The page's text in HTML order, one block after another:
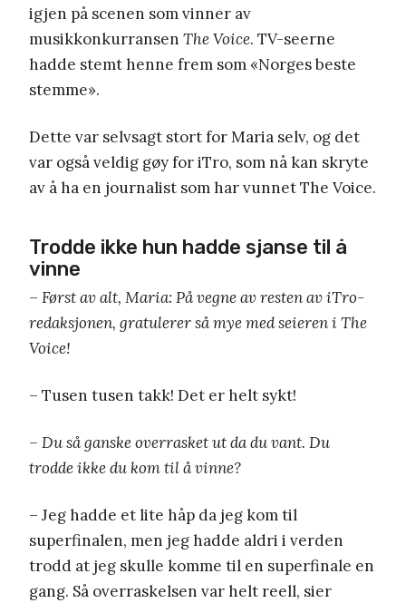
igjen på scenen som vinner av
musikkonkurransen The Voice. TV-seerne
hadde stemt henne frem som «Norges beste
stemme».
Dette var selvsagt stort for Maria selv, og det
var også veldig gøy for iTro, som nå kan skryte
av å ha en journalist som har vunnet The Voice.
Trodde ikke hun hadde sjanse til å
vinne
– Først av alt, Maria: På vegne av resten av iTro-
redaksjonen, gratulerer så mye med seieren i The
Voice!
– Tusen tusen takk! Det er helt sykt!
– Du så ganske overrasket ut da du vant. Du
trodde ikke du kom til å vinne?
– Jeg hadde et lite håp da jeg kom til
superfinalen, men jeg hadde aldri i verden
trodd at jeg skulle komme til en superfinale en
gang. Så overraskelsen var helt reell, sier